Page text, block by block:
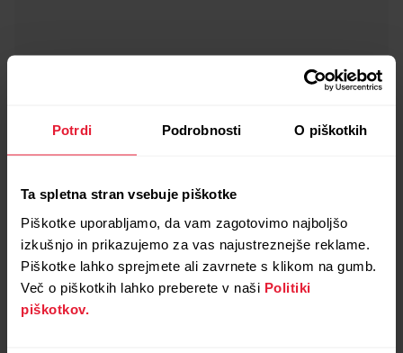
Potrdi Podrobnosti O piškotkih
Ta spletna stran vsebuje piškotke
Piškotke uporabljamo, da vam zagotovimo najboljšo
izkušnjo in prikazujemo za vas najustreznejše reklame.
Piškotke lahko sprejmete ali zavrnete s klikom na gumb.
Več o piškotkih lahko preberete v naši Politiki
piškotkov.